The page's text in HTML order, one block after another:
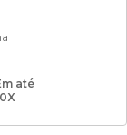
até